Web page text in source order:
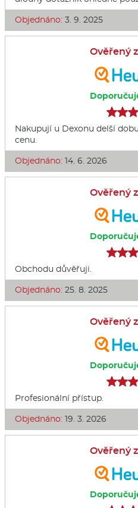
Objednáno: 3. 9. 2025
Ověřený
Nakupují u Dexonu delší
cenu.
Objednáno: 14. 6. 2026
Ověřený
Obchodu důvěřuji.
Objednáno: 25. 8. 2025
Ověřený
Profesionální přístup.
Objednáno: 19. 3. 2026
Ověřený